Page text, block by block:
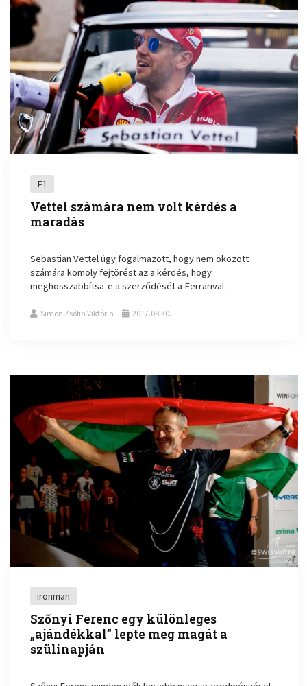
F1
Vettel számára nem volt kérdés a
maradás
Sebastian Vettel úgy fogalmazott, hogy nem okozott
számára komoly fejtörést az a kérdés, hogy
meghosszabbítsa-e a szerződését a Ferrarival.
Simon Zsófia Viktória 2017.08.30.
ironman
Szőnyi Ferenc egy különleges
„ajándékkal” lepte meg magát a
szülinapján